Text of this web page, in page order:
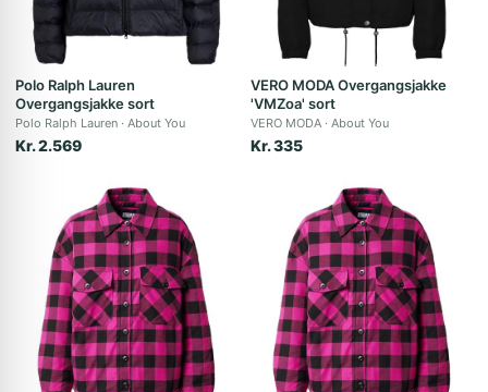
Polo Ralph Lauren
Overgangsjakke sort
Polo Ralph Lauren About You
Kr. 2.569
VERO MODA Overgangsjakke
'VMZoa' sort
VERO MODA About You
Kr. 335